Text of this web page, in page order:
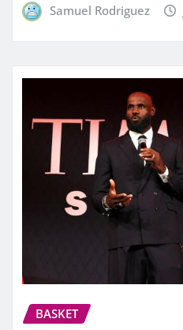
Samuel Rodriguez
BASKET